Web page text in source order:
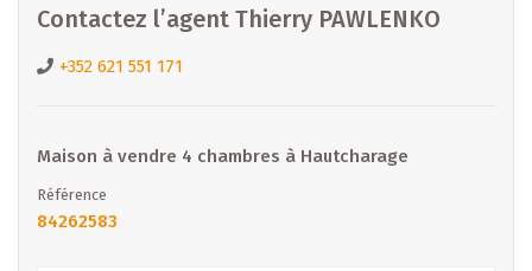
Intéressé ? Contactez-nous
Tél. : +352 26 81 13 99
Découvrez nos offres : www.b-immobilier.lu
Contactez l’agent Thierry PAWLENKO
+352 621 551 171
Maison à vendre 4 chambres à Hautcharage
Référence
84262583